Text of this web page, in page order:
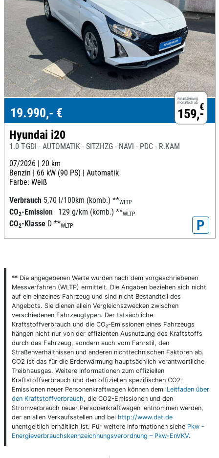
Finanzierung
monatlich ab €
159,-
19.990,- €
Hyundai i20
1.0 T-GDI - AUTOMATIK - SITZHZG - NAVI - PDC - R.KAM
07/2026 | 20 km
Benzin | 66 kW (90 PS) | Automatik
Farbe: Weiß
Verbrauch 5,70 l/100km (komb.) **WLTP
CO2-Emission 129 g/km (komb.) **WLTP
CO2-Klasse D **WLTP P
** Die angegebenen Werte wurden nach dem vorgeschriebenen
Messverfahren (WLTP) ermittelt. Die Angaben beziehen sich nicht
auf ein einzelnes Fahrzeug und sind nicht Bestandteil des
Angebots. Sie dienen allein Vergleichszwecken zwischen
verschiedenen Fahrzeugtypen. Der tatsächliche
Kraftstoffverbrauch und die CO₂-Emissionen eines Fahrzeugs
hängen nicht nur von der effizienten Ausnutzung des Kraftstoffs
durch das Fahrzeug, sondern auch vom Fahrstil, den
Straßenverhältnissen und anderen nichttechnischen Faktoren ab.
CO2 ist das für die Erderwärmung hauptsächlich verantwortliche
Treibhausgas. Weitere Informationen zum offiziellen
Kraftstoffverbrauch und den offiziellen spezifischen CO2-
Emissionen neuer Personenkraftwagen können dem 'Leitfaden über
den Kraftstoffverbrauch, die CO2-Emissionen und den
Stromverbrauch neuer Personenkraftwagen' entnommen werden,
der an allen Verkaufsstellen und bei http://www.dat.de
unentgeltlich erhältlich ist. Für weitere Informationen siehe Pkw -
Energieverbrauchskennzeichnungsverordnung – Pkw-EnVKV.